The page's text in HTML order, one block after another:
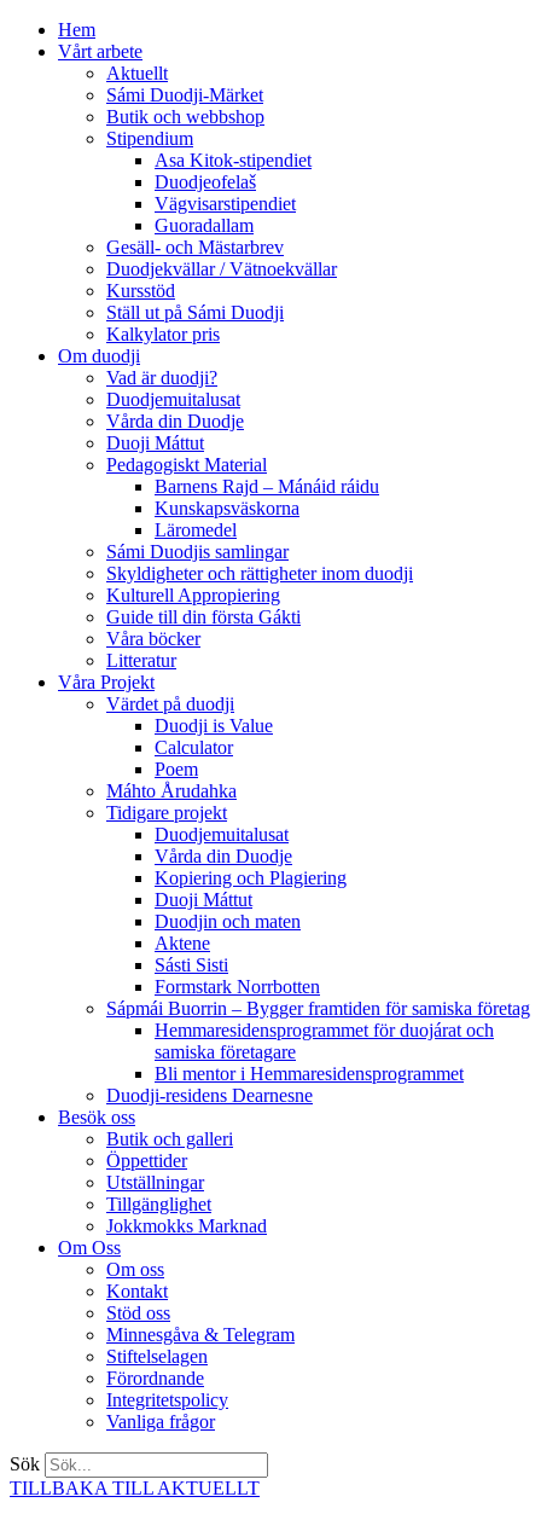
Hem
Vårt arbete
Aktuellt
Sámi Duodji-Märket
Butik och webbshop
Stipendium
Asa Kitok-stipendiet
Duodjeofelaš
Vägvisarstipendiet
Guoradallam
Gesäll- och Mästarbrev
Duodjekvällar / Vätnoekvällar
Kursstöd
Ställ ut på Sámi Duodji
Kalkylator pris
Om duodji
Vad är duodji?
Duodjemuitalusat
Vårda din Duodje
Duoji Máttut
Pedagogiskt Material
Barnens Rajd – Mánáid ráidu
Kunskapsväskorna
Läromedel
Sámi Duodjis samlingar
Skyldigheter och rättigheter inom duodji
Kulturell Appropiering
Guide till din första Gákti
Våra böcker
Litteratur
Våra Projekt
Värdet på duodji​
Duodji is Value
Calculator
Poem
Máhto Årudahka
Tidigare projekt
Duodjemuitalusat
Vårda din Duodje
Kopiering och Plagiering
Duoji Máttut
Duodjin och maten
Aktene
Sásti Sisti
Formstark Norrbotten
Sápmái Buorrin – Bygger framtiden för samiska företag
Hemmaresidensprogrammet för duojárat och
samiska företagare​
Bli mentor i Hemmaresidensprogrammet
Duodji-residens Dearnesne
Besök oss
Butik och galleri
Öppettider
Utställningar
Tillgänglighet
Jokkmokks Marknad
Om Oss
Om oss
Kontakt
Stöd oss
Minnesgåva & Telegram
Stiftelselagen
Förordnande
Integritetspolicy
Vanliga frågor
Sök
TILLBAKA TILL AKTUELLT